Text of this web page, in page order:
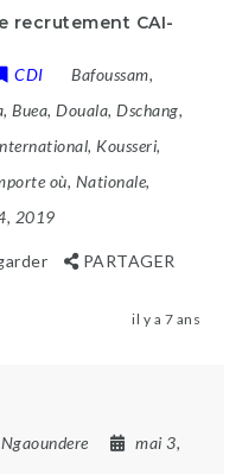
recrutement CAI-
CDI Bafoussam,
, Buea, Douala, Dschang,
, Kousseri,
où, Nationale,
2019
PARTAGER
il y a 7 ans
Ngaoundere
mai 3,